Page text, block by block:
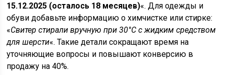
15.12.2025 (осталось 18 месяцев)«. Для одежды и
обуви добавьте информацию о химчистке или стирке:
«Свитер стирали вручную при 30°C с жидким средством
для шерсти«. Такие детали сокращают время на
уточняющие вопросы и повышают конверсию в
продажу на 40%.